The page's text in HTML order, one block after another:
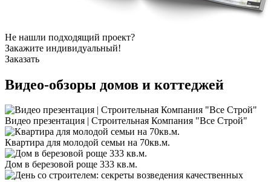
Не нашли подходящий проект?
Закажите индивидуальный!
Заказать
Видео-обзоры домов и коттеджей
Видео презентация | Строительная Компания "Все Строй"
Квартира для молодой семьи на 70кв.м.
Дом в березовой роще 333 кв.м.